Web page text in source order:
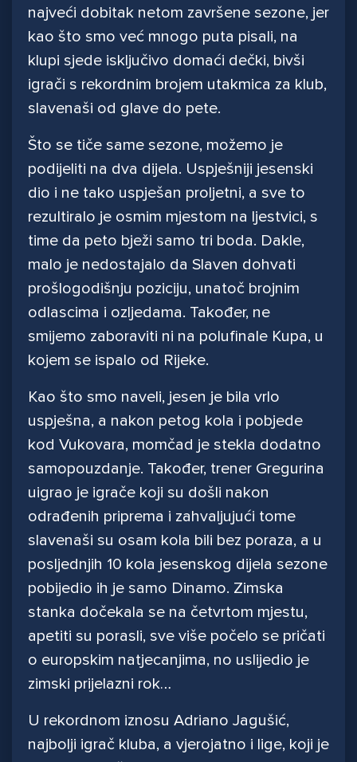
najveći dobitak netom završene sezone, jer
kao što smo već mnogo puta pisali, na
klupi sjede isključivo domaći dečki, bivši
igrači s rekordnim brojem utakmica za klub,
slavenaši od glave do pete.
Što se tiče same sezone, možemo je
podijeliti na dva dijela. Uspješniji jesenski
dio i ne tako uspješan proljetni, a sve to
rezultiralo je osmim mjestom na ljestvici, s
time da peto bježi samo tri boda. Dakle,
malo je nedostajalo da Slaven dohvati
prošlogodišnju poziciju, unatoč brojnim
odlascima i ozljedama. Također, ne
smijemo zaboraviti ni na polufinale Kupa, u
kojem se ispalo od Rijeke.
Kao što smo naveli, jesen je bila vrlo
uspješna, a nakon petog kola i pobjede
kod Vukovara, momčad je stekla dodatno
samopouzdanje. Također, trener Gregurina
uigrao je igrače koji su došli nakon
odrađenih priprema i zahvaljujući tome
slavenaši su osam kola bili bez poraza, a u
posljednjih 10 kola jesenskog dijela sezone
pobijedio ih je samo Dinamo. Zimska
stanka dočekala se na četvrtom mjestu,
apetiti su porasli, sve više počelo se pričati
o europskim natjecanjima, no uslijedio je
zimski prijelazni rok…
U rekordnom iznosu Adriano Jagušić,
najbolji igrač kluba, a vjerojatno i lige, koji je